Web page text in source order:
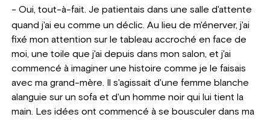
- Oui, tout-à-fait. Je patientais dans une salle d'attente
quand j'ai eu comme un déclic. Au lieu de m'énerver, j'ai
fixé mon attention sur le tableau accroché en face de
moi, une toile que j'ai depuis dans mon salon, et j'ai
commencé à imaginer une histoire comme je le faisais
avec ma grand-mère. Il s'agissait d'une femme blanche
alanguie sur un sofa et d'un homme noir qui lui tient la
main. Les idées ont commencé à se bousculer dans ma